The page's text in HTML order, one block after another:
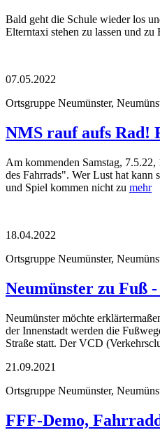
Bald geht die Schule wieder los
Elterntaxi stehen zu lassen und
07.05.2022
Ortsgruppe Neumünster,
NMS rauf aufs Rad!
Am kommenden Samstag,
des Fahrrads". Wer Lust hat
und Spiel kommen nicht zu mehr
18.04.2022
Ortsgruppe Neumünster,
Neumünster zu Fuß
Neumünster möchte
der Innenstadt werden die
Straße statt. Der VCD
21.09.2021
Ortsgruppe Neumünster,
FFF-Demo,